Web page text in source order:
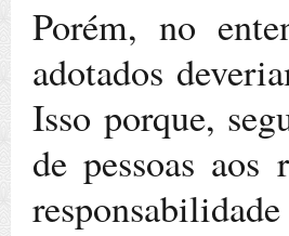
Porém, no
adotados
Isso porque,
de pessoas